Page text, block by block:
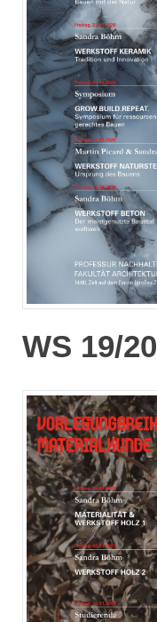
WS 19/20